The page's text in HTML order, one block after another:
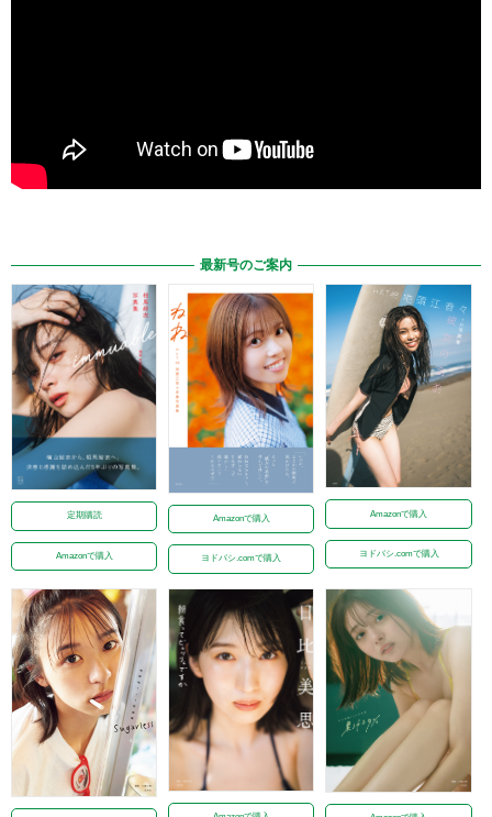
最新号のご案内
定期購読
Amazonで購入
Amazonで購入
ヨドバシ.comで購入
Amazonで購入
ヨドバシ.comで購入